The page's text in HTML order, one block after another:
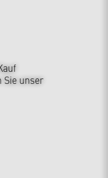
Sie unser